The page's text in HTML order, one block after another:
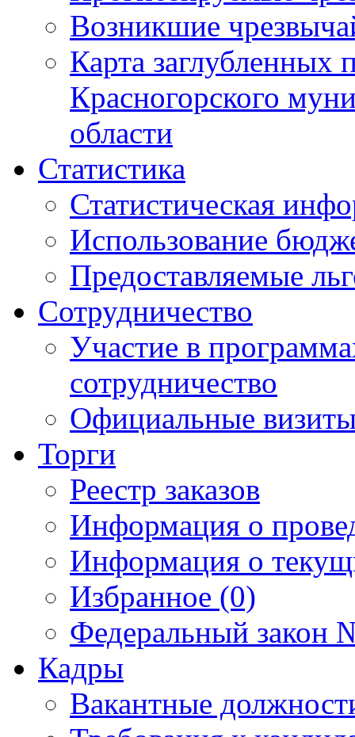
Возникшие
Карта
Красногорского
области
Статистика
Статистическая
Использование
Предоставляемые
Сотрудничество
Участие в
сотрудничество
Официальные
Торги
Реестр заказов
Информация о
Информация о
Избранное (0)
Федеральный закон
Кадры
Вакантные